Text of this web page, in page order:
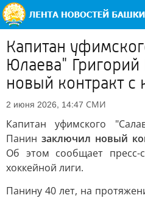
Капитан
Юлаева"
новый контракт с
2 июня 2026, 14:47 СМИ
Капитан уфимского
Панинзаключил новый
Об этом сообщает пресс-
хоккейной лиги.
Панину 40 лет, на